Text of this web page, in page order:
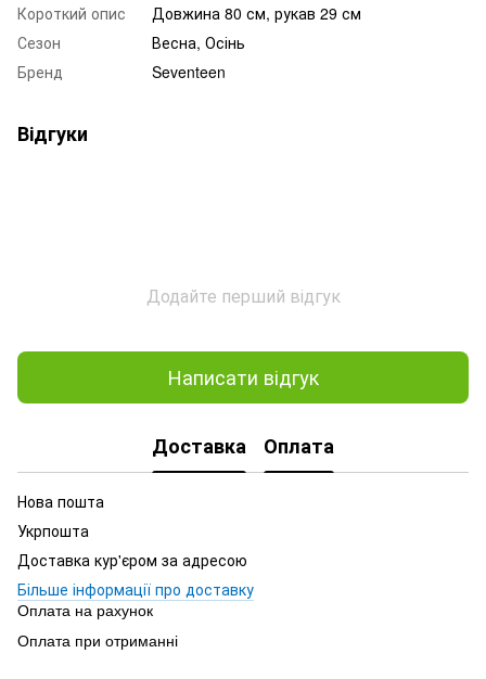
Короткий опис
Довжина 80 см, рукав 29 см
Сезон
Весна, Осінь
Бренд
Seventeen
Відгуки
Додайте перший відгук
Написати відгук
Доставка Оплата
Нова пошта
Укрпошта
Доставка кур'єром за адресою
Більше інформації про доставку
Оплата на рахунок
Оплата при отриманні